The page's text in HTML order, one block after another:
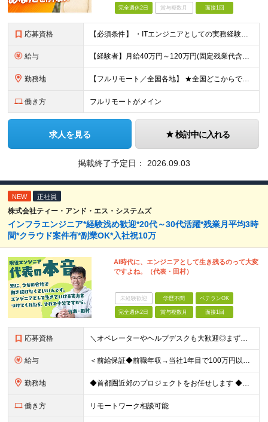
完全週休2日 賞与複数月 面接1回
応募資格 【必須条件】 ・ITエンジニアとしての実務経験が1年以上ある方 ※開発・インフラ・運用保守など分野・フェーズは不問！ ※学歴不問 【歓迎条件】 ・基本設計、詳細設計などの経験がある方 ・AWS, G
給与 【経験者】月給40万円～120万円(固定残業代含む)+各種手当 ※月給には、みなし残業手当(月30時間／5万8,000円～15万7,000円)を含みます ※上記を超える時間外労働分は追加で支給します
勤務地 【フルリモート／全国各地】 ★全国どこからでも参画可能！フルリモート案件も多数！ ※プロジェクトは100%選択制。あなたの希望を最優先します。 ※フルリモート、ハイブリッド、常駐案件から自由に選択可能
働き方 フルリモートがメイン
求人を見る 検討中に入れる
掲載終了予定日： 2026.09.03
NEW 正社員
株式会社ティー・アンド・エス・システムズ
インフラエンジニア*経験浅め歓迎*20代～30代活躍*残業月平均3時
間*クラウド案件有*副業OK*入社祝10万
AI時代に、エンジニアとして生き残るのって大変
ですよね。（代表・田村）
未経験歓迎 学歴不問 ベテランOK
完全週休2日 賞与複数月 面接1回
応募資格 ＼オペレーターやヘルプデスクも大歓迎◎まずはご応募ください／ ◆学歴不問 ◆IT業界での勤務経験がある方（職種・年数不問） ┗例：オペレーター、ヘルプデスク、開発からインフラ領域へのシフト、スク
給与 ＜前給保証◆前職年収→当社1年目で100万円以上アップ実績あり◆基本的に全員毎年昇給＞ 月給45万円（固定残業代：30時間分/85,470円）※PM/PL/PMO経験2年以上 月給36万円（固定残業
勤務地 ◆首都圏近郊のプロジェクトをお任せします ◆転勤なし ◆自社オフィスで働ける案件もございます 【本社】 東京都中央区日本橋小伝馬町1-1 日本橋末広ビル6階 ※変更の範囲：上記を除く当社関連勤務地
働き方 リモートワーク相談可能